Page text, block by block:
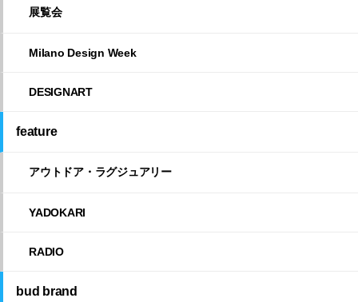
展覧会
Milano Design Week
DESIGNART
feature
アウトドア・ラグジュアリー
YADOKARI
RADIO
bud brand